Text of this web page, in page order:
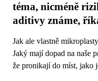
téma, nicméně
aditivy známe,
Jak ale vlastně
Jaký mají dopad na naše
že pronikají do míst, jako